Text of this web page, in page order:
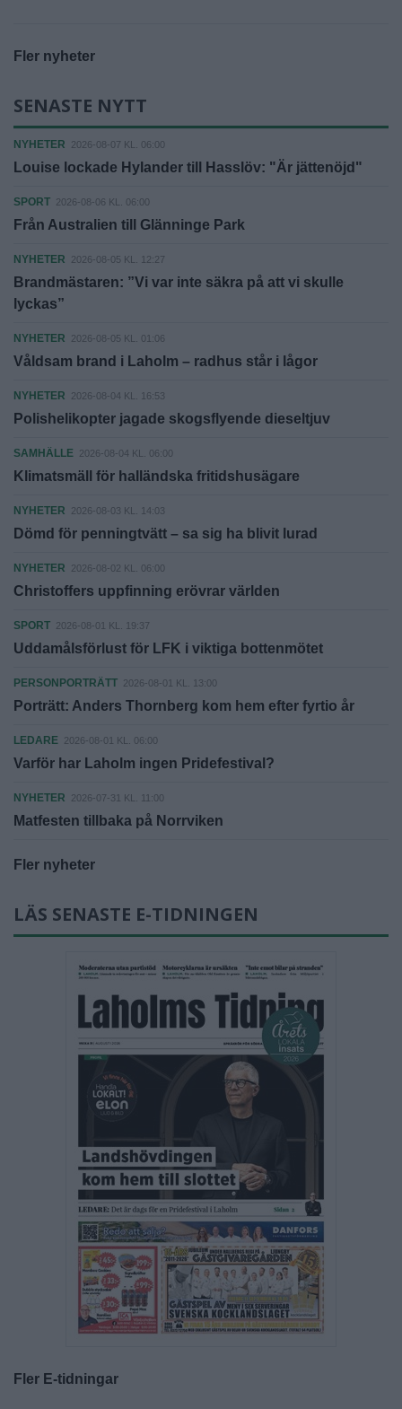
Fler nyheter
SENASTE NYTT
NYHETER 2026-08-07 KL. 06:00
Louise lockade Hylander till Hasslöv: "Är jättenöjd"
SPORT 2026-08-06 KL. 06:00
Från Australien till Glänninge Park
NYHETER 2026-08-05 KL. 12:27
Brandmästaren: ”Vi var inte säkra på att vi skulle
lyckas”
NYHETER 2026-08-05 KL. 01:06
Våldsam brand i Laholm – radhus står i lågor
NYHETER 2026-08-04 KL. 16:53
Polishelikopter jagade skogsflyende dieseltjuv
SAMHÄLLE 2026-08-04 KL. 06:00
Klimatsmäll för halländska fritidshusägare
NYHETER 2026-08-03 KL. 14:03
Dömd för penningtvätt – sa sig ha blivit lurad
NYHETER 2026-08-02 KL. 06:00
Christoffers uppfinning erövrar världen
SPORT 2026-08-01 KL. 19:37
Uddamålsförlust för LFK i viktiga bottenmötet
PERSONPORTRÄTT 2026-08-01 KL. 13:00
Porträtt: Anders Thornberg kom hem efter fyrtio år
LEDARE 2026-08-01 KL. 06:00
Varför har Laholm ingen Pridefestival?
NYHETER 2026-07-31 KL. 11:00
Matfesten tillbaka på Norrviken
Fler nyheter
LÄS SENASTE E-TIDNINGEN
Fler E-tidningar